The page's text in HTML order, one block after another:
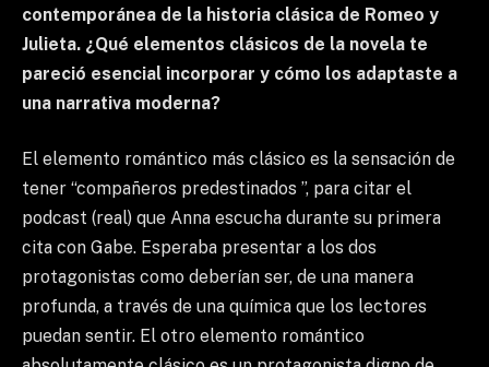
contemporánea de la historia clásica de Romeo y
Julieta. ¿Qué elementos clásicos de la novela te
pareció esencial incorporar y cómo los adaptaste a
una narrativa moderna?
El elemento romántico más clásico es la sensación de
tener “compañeros predestinados ”, para citar el
podcast (real) que Anna escucha durante su primera
cita con Gabe. Esperaba presentar a los dos
protagonistas como deberían ser, de una manera
profunda, a través de una química que los lectores
puedan sentir. El otro elemento romántico